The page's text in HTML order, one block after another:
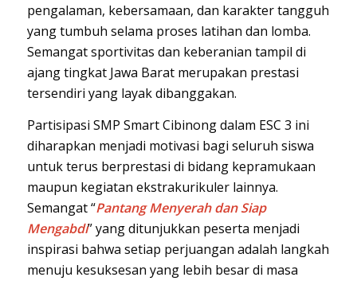
pengalaman, kebersamaan, dan karakter tangguh
yang tumbuh selama proses latihan dan lomba.
Semangat sportivitas dan keberanian tampil di
ajang tingkat Jawa Barat merupakan prestasi
tersendiri yang layak dibanggakan.
Partisipasi SMP Smart Cibinong dalam ESC 3 ini
diharapkan menjadi motivasi bagi seluruh siswa
untuk terus berprestasi di bidang kepramukaan
maupun kegiatan ekstrakurikuler lainnya.
Semangat “Pantang Menyerah dan Siap
Mengabdi” yang ditunjukkan peserta menjadi
inspirasi bahwa setiap perjuangan adalah langkah
menuju kesuksesan yang lebih besar di masa